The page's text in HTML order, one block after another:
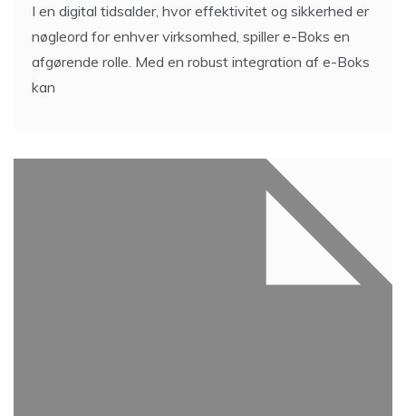
I en digital tidsalder, hvor effektivitet og sikkerhed er
nøgleord for enhver virksomhed, spiller e-Boks en
afgørende rolle. Med en robust integration af e-Boks
kan